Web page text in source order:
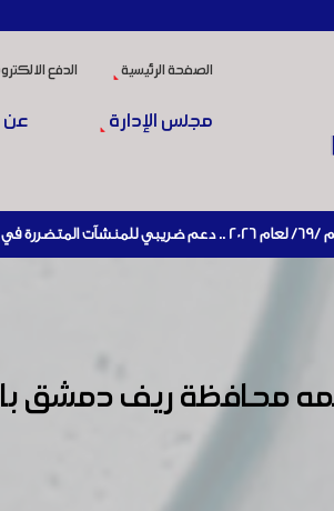
الصفحة الرئيسية الدفع
مجلس الإدارة عن
محافظة ريف دمشق